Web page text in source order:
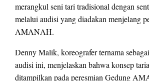
merangkul seni tari tradisional dengan
melalui audisi yang diadakan menjelang
AMANAH.
Denny Malik, koreografer ternama
audisi ini, menjelaskan bahwa konsep
ditampilkan pada peresmian Gedung